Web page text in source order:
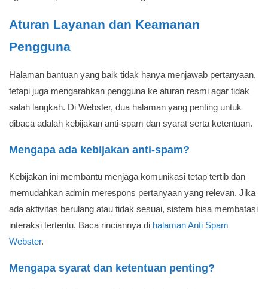
Aturan Layanan dan Keamanan
Pengguna
Halaman bantuan yang baik tidak hanya menjawab pertanyaan,
tetapi juga mengarahkan pengguna ke aturan resmi agar tidak
salah langkah. Di Webster, dua halaman yang penting untuk
dibaca adalah kebijakan anti-spam dan syarat serta ketentuan.
Mengapa ada kebijakan anti-spam?
Kebijakan ini membantu menjaga komunikasi tetap tertib dan
memudahkan admin merespons pertanyaan yang relevan. Jika
ada aktivitas berulang atau tidak sesuai, sistem bisa membatasi
interaksi tertentu. Baca rinciannya di halaman Anti Spam
Webster.
Mengapa syarat dan ketentuan penting?